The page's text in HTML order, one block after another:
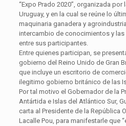
“Expo Prado 2020”, organizada por
Uruguay, y en la cual se reúne lo
maquinaria ganadera y
intercambio de conocimientos y
entre sus participantes.
Entre quienes participan, se
gobierno del Reino Unido de Gran
que incluye un escritorio de
ilegitimo gobierno británico de las
Por tal motivo el Gobernador de la
Antártida e Islas del Atlántico Sur,
carta al Presidente de la República
Lacalle Pou, para manifestarle que